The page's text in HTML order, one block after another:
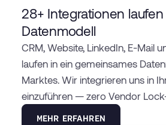
28+ Integrationen laufen
Datenmodell
CRM, Website, LinkedIn, E-Mail
laufen in ein gemeinsames
Marktes. Wir integrieren uns in
einzuführen — zero Vendor
MEHR ERFAHREN